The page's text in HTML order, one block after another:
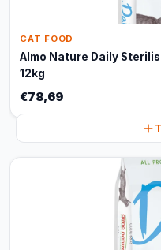
CAT FOOD
Almo Nature Daily
12kg
€78,69